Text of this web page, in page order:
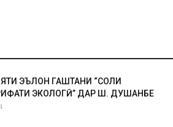
ЭЪЛОН ГАШТАНИ “СОЛИ
ЭКОЛОГӢ” ДАР Ш. ДУШАНБЕ